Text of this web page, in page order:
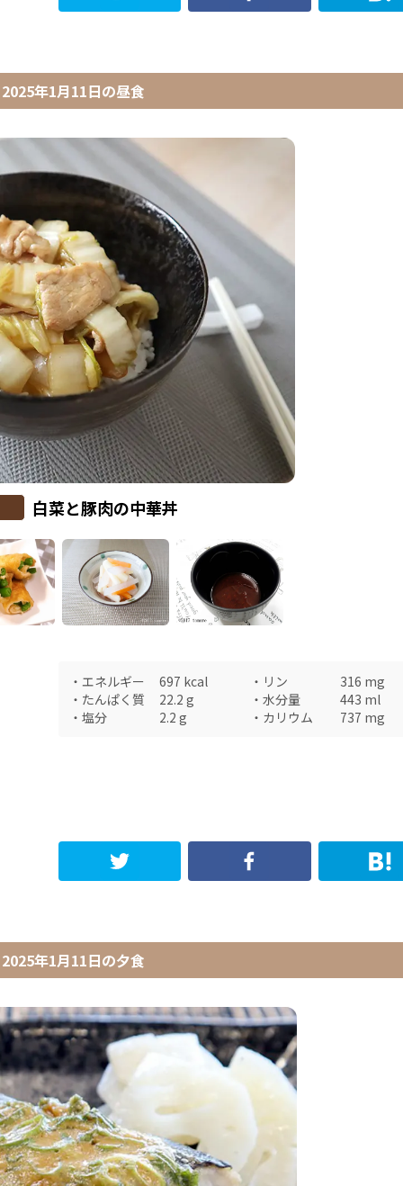
2025年1月11日の昼食
白菜と豚肉の中華丼
・ エネルギー 697 kcal ・ リン 316 mg
・ たんぱく質 22.2 g ・ 水分量 443 ml
・ 塩分 2.2 g ・ カリウム 737 mg
2025年1月11日の夕食